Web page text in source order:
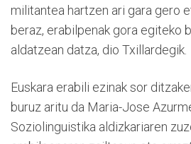
militantea hartzen ari gara gero
beraz, erabilpenak gora egiteko
aldatzean datza, dio Txillardegik.
Euskara erabili ezinak sor
buruz aritu da Maria-Jose
Soziolinguistika aldizkariaren